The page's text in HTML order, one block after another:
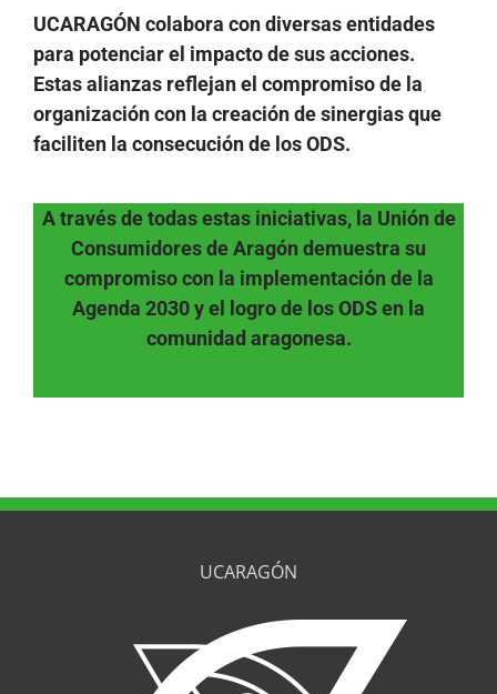
UCARAGÓN colabora con diversas entidades
para potenciar el impacto de sus acciones.
Estas alianzas reflejan el compromiso de la
organización con la creación de sinergias que
faciliten la consecución de los ODS.
A través de todas estas iniciativas, la Unión de
Consumidores de Aragón demuestra su
compromiso con la implementación de la
Agenda 2030 y el logro de los ODS en la
comunidad aragonesa.
UCARAGÓN